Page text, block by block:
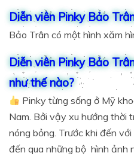
Diễn viên Pinky Bảo
Bảo Trân có một hình xăm
Diễn viên Pinky Bảo
như thế nào?
Pinky từng sống ở Mỹ
Nam. Bởi vậy xu hướng thời
nóng bỏng. Trước khi đến
đến qua những bộ hình ảnh